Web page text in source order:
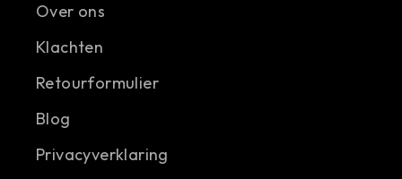
Over ons
Klachten
Retourformulier
Blog
Privacyverklaring